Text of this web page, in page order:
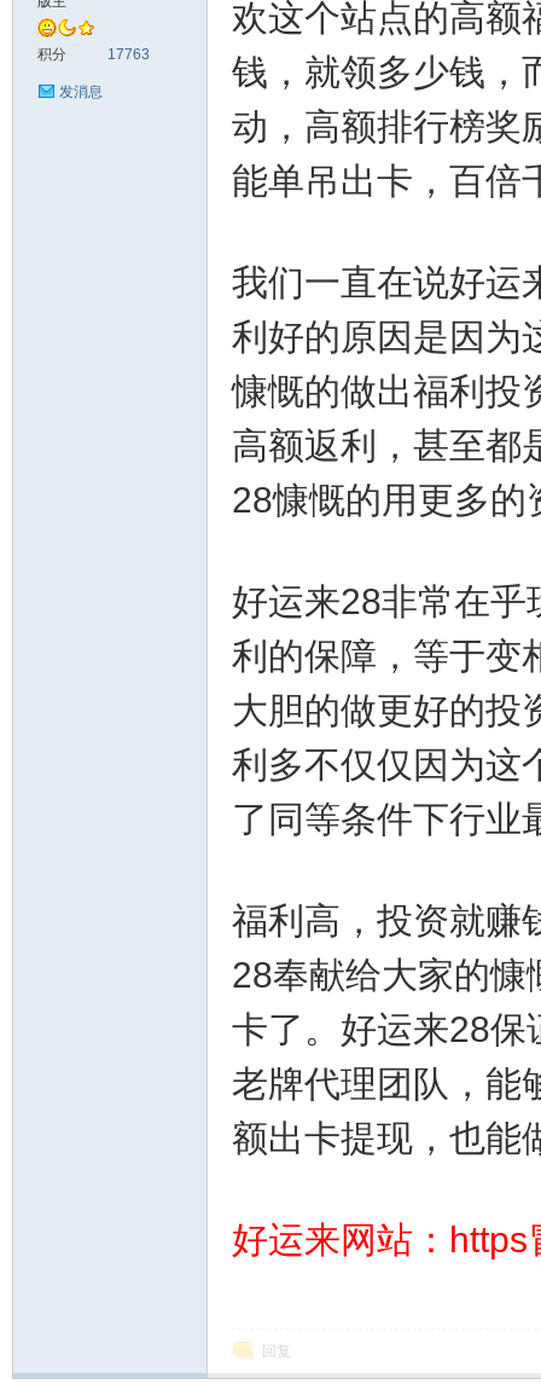
积分 17763
发消息
欢这个站点的高
钱，就领多少钱，
动，高额排行榜
能单吊出卡，百倍
我们一直在说好运
利好的原因是因为
慷慨的做出福利投
高额返利，甚至都
28慷慨的用更多的
好运来28非常在乎
利的保障，等于变
大胆的做更好的投
利多不仅仅因为这
了同等条件下行业
福利高，投资就赚
28奉献给大家的
卡了。好运来28保
老牌代理团队，能
额出卡提现，也能
好运来网站：
回复